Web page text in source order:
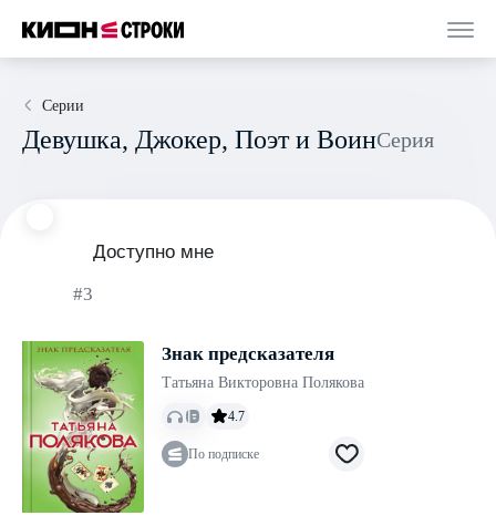
Серии
Девушка, Джокер, Поэт и Воин Серия
Доступно мне
#3
Знак предсказателя
Татьяна Викторовна Полякова
4.7
По подписке